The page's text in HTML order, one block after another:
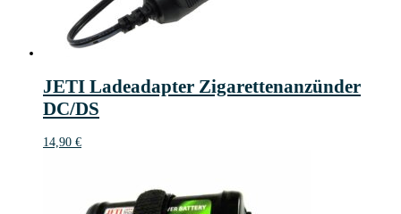
JETI Ladeadapter Zigarettenanzünder
DC/DS
14,90 €